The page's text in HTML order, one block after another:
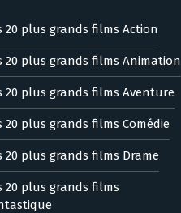
20 plus grands films Action
20 plus grands films Animation
20 plus grands films Aventure
20 plus grands films Comédie
20 plus grands films Drame
20 plus grands films